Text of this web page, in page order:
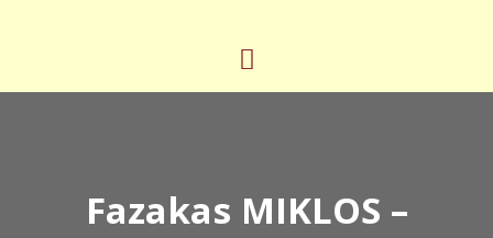
Fazakas MIKLOS –